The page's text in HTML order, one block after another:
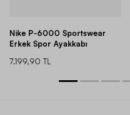
Nike P-6000 Sportswear
Erkek Spor Ayakkabı
7.199,90 TL